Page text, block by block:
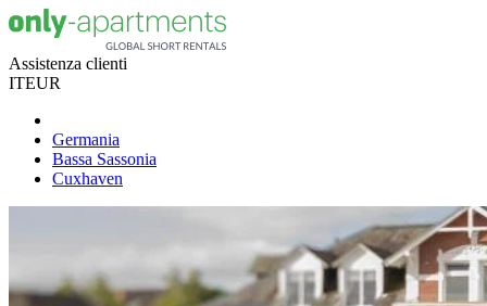
Assistenza clienti
ITEUR
Germania
Bassa Sassonia
Cuxhaven